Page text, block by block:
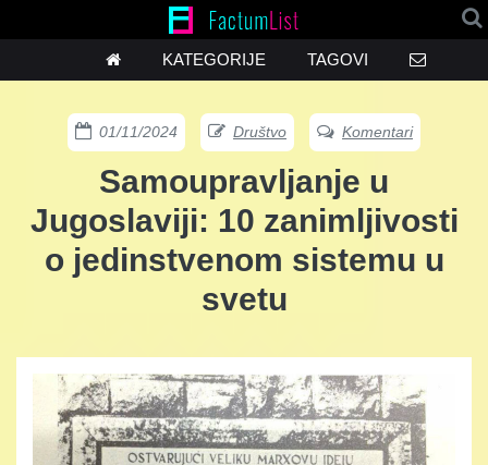
KATEGORIJE TAGOVI
01/11/2024 Društvo Komentari
Samoupravljanje u
Jugoslaviji: 10 zanimljivosti
o jedinstvenom sistemu u
svetu